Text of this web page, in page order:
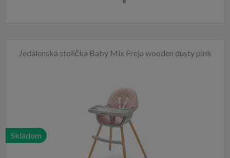
Jedálenská stolička Baby Mix Freja wooden dusty pink
Skladom